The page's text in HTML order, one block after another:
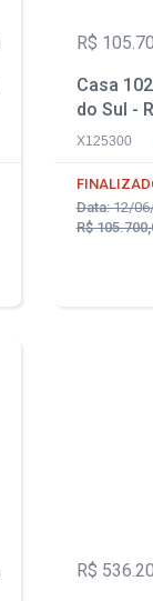
R$
Casa
do Sul -
X125300
Data:12/
R$
R$